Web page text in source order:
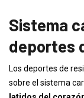
Sistema
deportes
Los deportes de
sobre el sistema